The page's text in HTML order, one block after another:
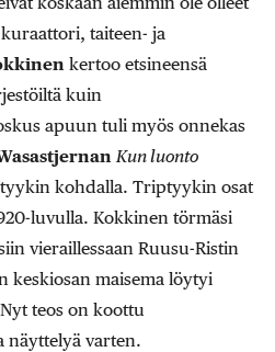
taiteen- ja
kertoo etsineensä
kuin
apuun tuli myös onnekas
Kun luonto
kohdalla. Triptyykin osat
luvulla. Kokkinen törmäsi
vieraillessaan Ruusu-Ristin
keskiosan maisema löytyi
teos on koottu
näyttelyä varten.